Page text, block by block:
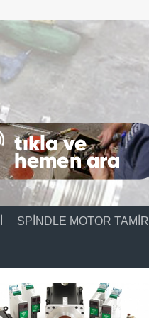
SPINDLE MOTOR TAMIRI